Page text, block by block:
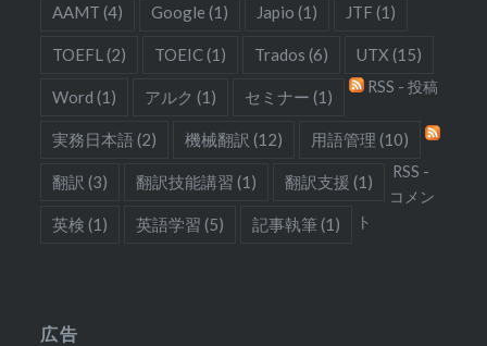
AAMT (4) Google (1) Japio (1) JTF(1)
TOEFL (2) TOEIC(1) Trados (6) UTX (15)
Word (1) アルク (1) セミナー (1)
実務日本語 (2) 機械翻訳 (12) 用語管理 (10)
翻訳 (3) 翻訳技能講習 (1) 翻訳支援 (1)
英検 (1) 英語学習 (5) 記事執筆(1)
RSS - 投稿
RSS -
コメン
ト
広告